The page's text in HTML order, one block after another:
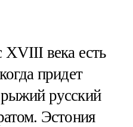
века есть
придет
русский
Эстония